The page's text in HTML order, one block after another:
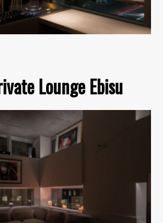
Lounge Ebisu